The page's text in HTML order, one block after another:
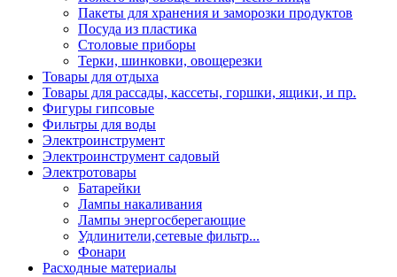
Пакеты для хранения и заморозки продуктов
Посуда из пластика
Столовые приборы
Терки, шинковки, овощерезки
Товары для отдыха
Товары для рассады, кассеты, горшки, ящики, и пр.
Фигуры гипсовые
Фильтры для воды
Электроинструмент
Электроинструмент садовый
Электротовары
Батарейки
Лампы накаливания
Лампы энергосберегающие
Удлинители,сетевые фильтр...
Фонари
Расходные материалы